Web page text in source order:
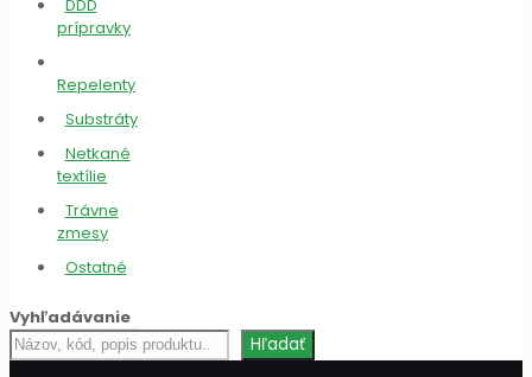
DDD
prípravky
Repelenty
Substráty
Netkané
textílie
Trávne
zmesy
Ostatné
Vyhľadávanie
Hľadať
produkt
Hľadať